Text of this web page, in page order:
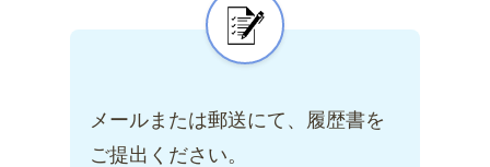
メールまたは郵送にて、履歴書を
ご提出ください。